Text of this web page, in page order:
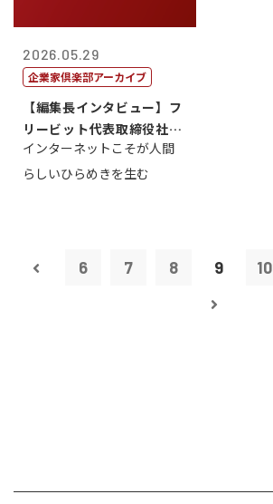
2026.05.29
企業家倶楽部アーカイブ
【編集長インタビュー】フ
リービット代表取締役社長
ＣＥＯ 石田...
インターネットこそが人間
らしいひらめきを生む
6 7 8 9 10